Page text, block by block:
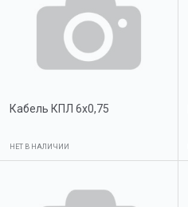
Кабель КПЛ 6х0,75
НЕТ В НАЛИЧИИ